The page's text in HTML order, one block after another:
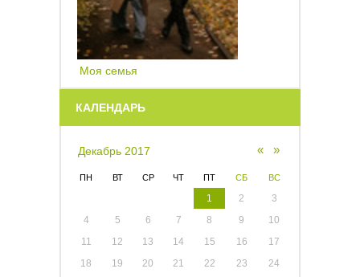
Моя семья
КАЛЕНДАРЬ
«
Декабрь 2017 »
ПН ВТ СР ЧТ ПТ СБ ВС
1 2
3
4
5 6 7 8 9
10
11
12 13 14 15 16
17
18
19 20 21 22 23 24